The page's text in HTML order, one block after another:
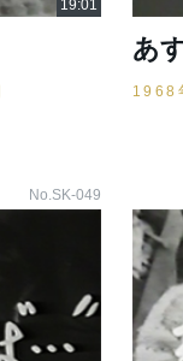
あ
1968
No.SK-049